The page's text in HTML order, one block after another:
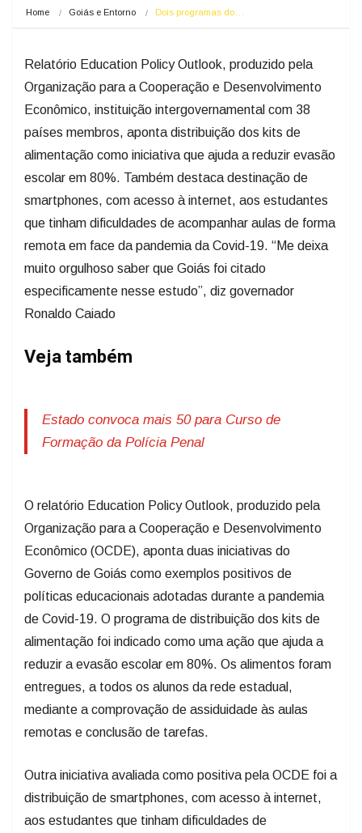
Home Goiás e Entorno Dois programas do…
Relatório Education Policy Outlook, produzido pela
Organização para a Cooperação e Desenvolvimento
Econômico, instituição intergovernamental com 38
países membros, aponta distribuição dos kits de
alimentação como iniciativa que ajuda a reduzir evasão
escolar em 80%. Também destaca destinação de
smartphones, com acesso à internet, aos estudantes
que tinham dificuldades de acompanhar aulas de forma
remota em face da pandemia da Covid-19. “Me deixa
muito orgulhoso saber que Goiás foi citado
especificamente nesse estudo”, diz governador
Ronaldo Caiado
Veja também
Estado convoca mais 50 para Curso de
Formação da Polícia Penal
O relatório Education Policy Outlook, produzido pela
Organização para a Cooperação e Desenvolvimento
Econômico (OCDE), aponta duas iniciativas do
Governo de Goiás como exemplos positivos de
políticas educacionais adotadas durante a pandemia
de Covid-19. O programa de distribuição dos kits de
alimentação foi indicado como uma ação que ajuda a
reduzir a evasão escolar em 80%. Os alimentos foram
entregues, a todos os alunos da rede estadual,
mediante a comprovação de assiduidade às aulas
remotas e conclusão de tarefas.
Outra iniciativa avaliada como positiva pela OCDE foi a
distribuição de smartphones, com acesso à internet,
aos estudantes que tinham dificuldades de